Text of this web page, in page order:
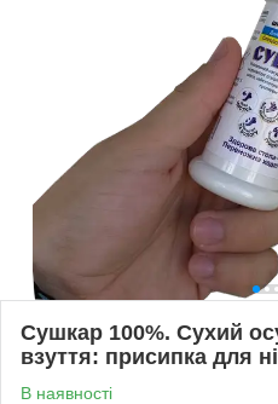
Сушкар 100%. Сухий
взуття: присипка для
В наявності